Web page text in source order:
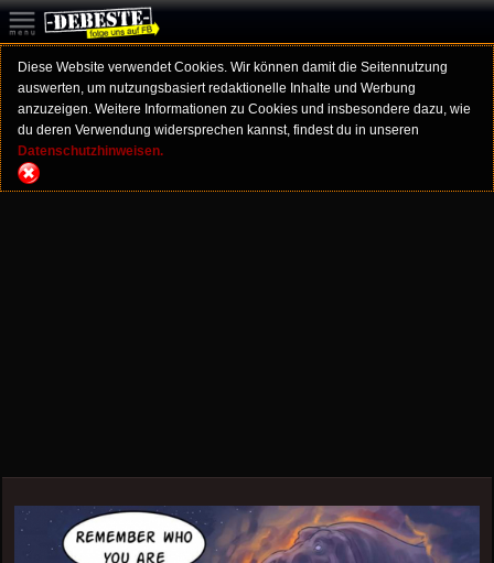
Diese Website verwendet Cookies. Wir können damit die Seitennutzung
auswerten, um nutzungsbasiert redaktionelle Inhalte und Werbung
anzuzeigen. Weitere Informationen zu Cookies und insbesondere dazu, wie
du deren Verwendung widersprechen kannst, findest du in unseren
Datenschutzhinweisen.